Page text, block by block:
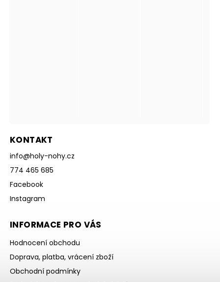
KONTAKT
info@holy-nohy.cz
774 465 685
Facebook
Instagram
INFORMACE PRO VÁS
Hodnocení obchodu
Doprava, platba, vrácení zboží
Obchodní podmínky